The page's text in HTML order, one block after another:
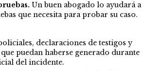
Un buen abogado lo ayudará a
que necesita para probar su caso.
declaraciones de testigos y
puedan haberse generado durante
del incidente.